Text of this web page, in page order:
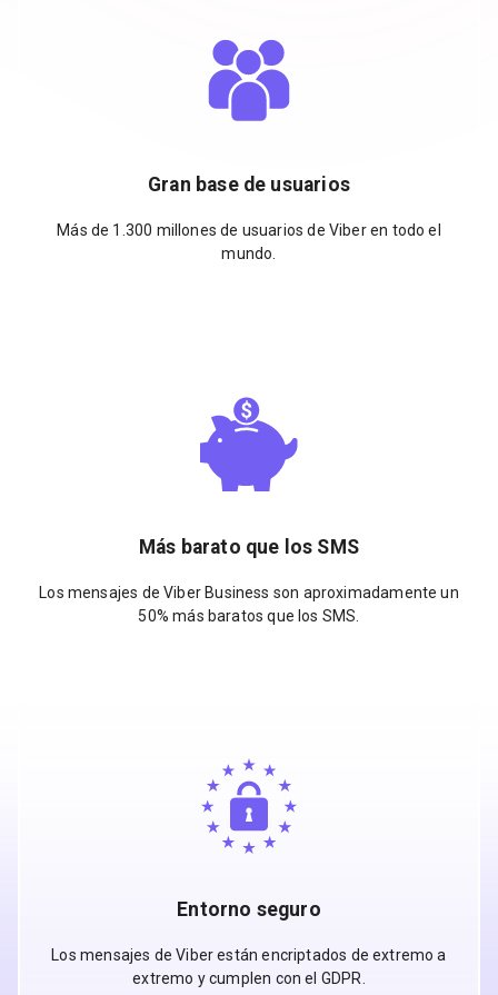
Gran base de usuarios
Más de 1.300 millones de usuarios de Viber en todo el
mundo.
Más barato que los SMS
Los mensajes de Viber Business son aproximadamente un
50% más baratos que los SMS.
Entorno seguro
Los mensajes de Viber están encriptados de extremo a
extremo y cumplen con el GDPR.